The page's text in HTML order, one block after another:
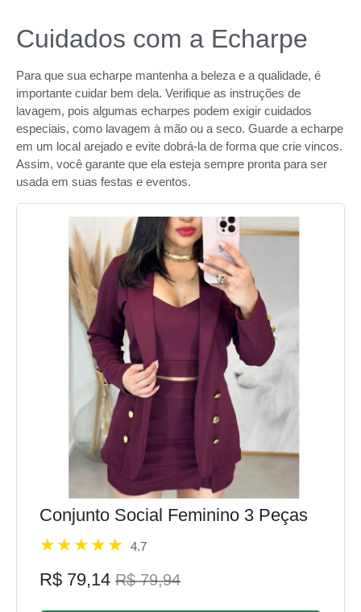
Cuidados com a Echarpe
Para que sua echarpe mantenha a beleza e a qualidade, é
importante cuidar bem dela. Verifique as instruções de
lavagem, pois algumas echarpes podem exigir cuidados
especiais, como lavagem à mão ou a seco. Guarde a echarpe
em um local arejado e evite dobrá-la de forma que crie vincos.
Assim, você garante que ela esteja sempre pronta para ser
usada em suas festas e eventos.
Conjunto Social Feminino 3 Peças
4.7
R$ 79,14 R$ 79,94